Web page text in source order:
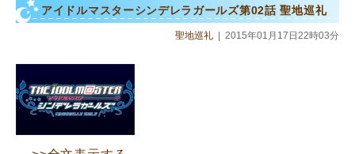
アイドルマスターシンデレラガールズ第02話 聖地巡礼
聖地巡礼 | 2015年01月17日22時03分